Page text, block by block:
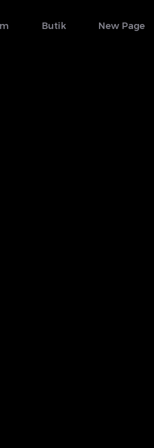
Butik New Page